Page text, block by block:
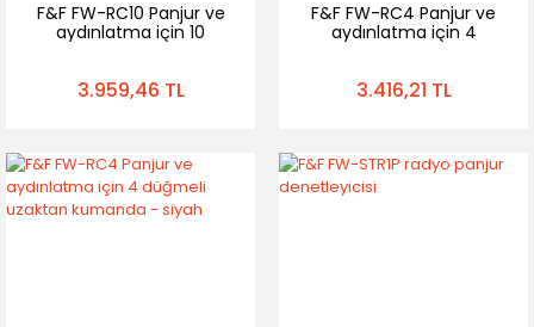
F&F FW-RC10 Panjur ve
aydınlatma için 10
3.959,46 TL
F&F FW-RC4 Panjur ve
aydınlatma için 4
3.416,21 TL